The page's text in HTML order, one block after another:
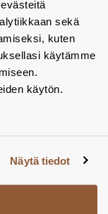
sekä
kuten
käytämme
käytön.
Näytä tiedot